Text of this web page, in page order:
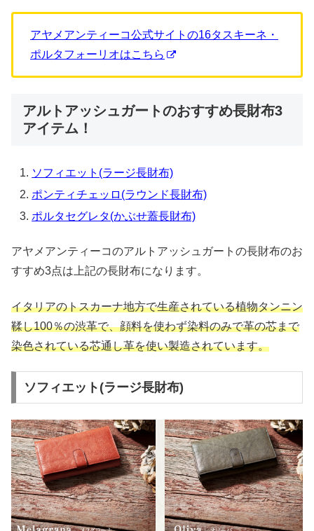
アヤメアンティーコ公式サイトの16タスキーネ・
ポルタフォーリオはこちら
アルトアッシュガートのおすすめ長財布3
アイテム！
ソフィエット(ラージ長財布)
ポンティチェッロ(ラウンド長財布)
ポルタセグレタ(かぶせ蓋長財布)
アヤメアンティーコのアルトアッシュガートの長財布のお
すすめ3点は上記の長財布になります。
イタリアのトスカーナ地方で生産されている植物タンニン
鞣し100％の渋革で、顔料を使わず染料のみで革の芯まで
染色されている芯通し革を使い製造されています。
ソフィエット(ラージ長財布)